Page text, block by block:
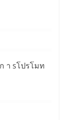
า sโปรโมท